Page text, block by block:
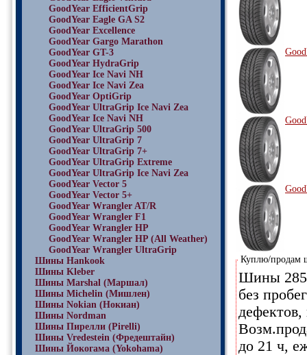
GoodYear EfficientGrip
GoodYear Eagle GA S2
GoodYear Excellence
GoodYear Gargo Marathon
GoodYear GT-3
GoodYear HydraGrip
GoodYear Ice Navi NH
GoodYear Ice Navi Zea
GoodYear OptiGrip
GoodYear UltraGrip Ice Navi Zea
GoodYear Ice Navi NH
GoodYear UltraGrip 500
GoodYear UltraGrip 7
GoodYear UltraGrip 7+
GoodYear UltraGrip Extreme
GoodYear UltraGrip Ice Navi Zea
GoodYear Vector 5
GoodYear Vector 5+
GoodYear Wrangler AT/R
GoodYear Wrangler F1
GoodYear Wrangler HP
GoodYear Wrangler HP (All Weather)
GoodYear Wrangler UltraGrip
Шины Hankook
Шины Kleber
Шины Marshal (Маршал)
Шины Michelin (Мишлен)
Шины Nokian (Нокиан)
Шины Nordman
Шины Пирелли (Pirelli)
Шины Vredestein (Фредештайн)
Шины Йокогама (Yokohama)
Куплю/продам
Шины 285/
без
дефектов,
до 21 ч,